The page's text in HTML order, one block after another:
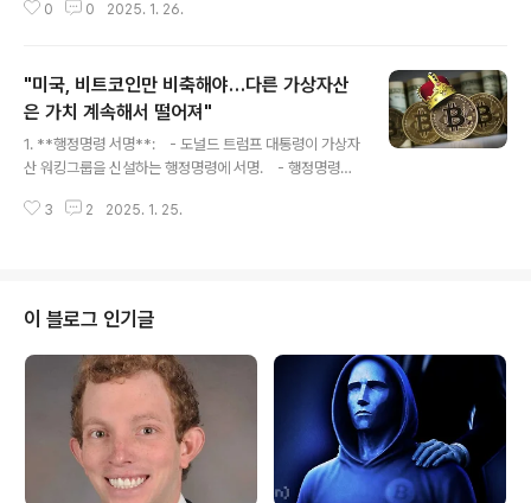
는 XRP의 유통량 정의가 측정 방식에 따라 다를 수 있다
럼, XRP의 유통량도 해석에 따라 달라질 수 있다는 것입니
다. 현재 코인마켓캡(CoinMarketCap)과 XRPScan에
서 보고된 XRP의 유통량에는 차이가 있습니다. 이러한 차
이는 유통량을 어떻게 측정하느냐에 따라 달라지는데, 슈
로 인해 즉각 사용할 수 없음을 강조했습니다. 암호화폐 커
0 0 2025. 1. 26.
"미국, 비트코인만 비축해야…다른 가상자산
은 가치 계속해서 떨어져"
1. **행정명령 서명**: - 도널드 트럼프 대통령이 가상자
산 워킹그룹을 신설하는 행정명령에 서명. - 행정명령
화". 2. **가상자산 비축 전략**: - 가상자산 워킹그룹
성**: - 코르바는 비트코인 외에 다른 가상자산의 비축
을 고려하는 것은 무의미하다고 주장. - 현재 미국 정부
가 보유한 가상자산은 총 17가지이며, 비트코인이 가장 많
음. 4. **미국 정부의 가상자산 보유 현황**: - 비트코
인: 200억 달러 - 이더리움: 1억 7..
3 2 2025. 1. 25.
이 블로그 인기글